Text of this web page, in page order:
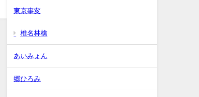
東京事変
椎名林檎
あいみょん
郷ひろみ